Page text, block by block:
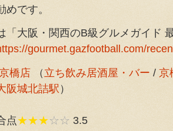
めです。
「大阪・関西のB級グルメガイド
gourmet.gazfootball.com/
橋店 （立ち飲み居酒屋・バー / 京
阪城北詰駅）
点★★★☆☆ 3.5